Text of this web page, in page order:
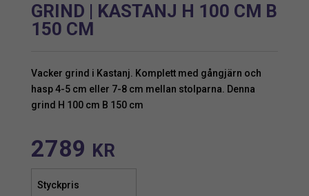
GRIND | KASTANJ H 100 CM B
150 CM
Vacker grind i Kastanj. Komplett med gångjärn och
hasp 4-5 cm eller 7-8 cm mellan stolparna. Denna
grind H 100 cm B 150 cm
2789 KR
Styckpris